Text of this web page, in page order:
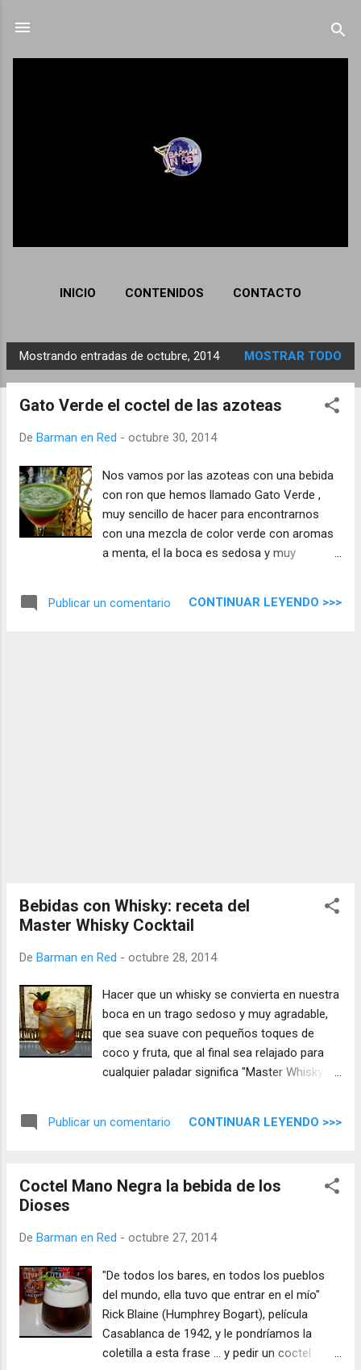
INICIO CONTENIDOS CONTACTO
E
n
Mostrando entradas de octubre, 2014 MOSTRAR TODO
Gato Verde el coctel de las azoteas
De Barman en Red - octubre 30, 2014
Nos vamos por las azoteas con una bebida
con ron que hemos llamado Gato Verde ,
muy sencillo de hacer para encontrarnos
con una mezcla de color verde con aromas
a menta, el la boca es sedosa y muy
Publicar un comentario CONTINUAR LEYENDO >>>
Bebidas con Whisky: receta del
Master Whisky Cocktail
De Barman en Red - octubre 28, 2014
Hacer que un whisky se convierta en nuestra
boca en un trago sedoso y muy agradable,
que sea suave con pequeños toques de
coco y fruta, que al final sea relajado para
cualquier paladar significa "Master Whisky
Publicar un comentario CONTINUAR LEYENDO >>>
Coctel Mano Negra la bebida de los
Dioses
De Barman en Red - octubre 27, 2014
"De todos los bares, en todos los pueblos
del mundo, ella tuvo que entrar en el mío"
Rick Blaine (Humphrey Bogart), película
Casablanca de 1942, y le pondríamos la
coletilla a esta frase ... y pedir un coctel